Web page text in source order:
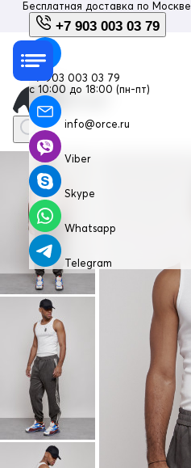
Бесплатная доставка по Москве
+7 903 003 03 79
+7 903 003 03 79
с 10:00 до 18:00 (пн-пт)
info@orce.ru
Viber
Skype
Whatsapp
Telegram